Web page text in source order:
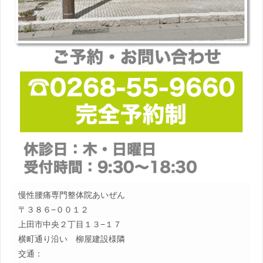
慢性腰痛専門整体院あいぜん
〒３８６−００１２
上田市中央２丁目１３−１７
横町通り沿い 柳屋建設様隣
交通：